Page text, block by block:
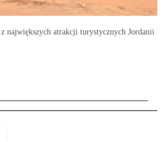
największych atrakcji turystycznych Jordanii